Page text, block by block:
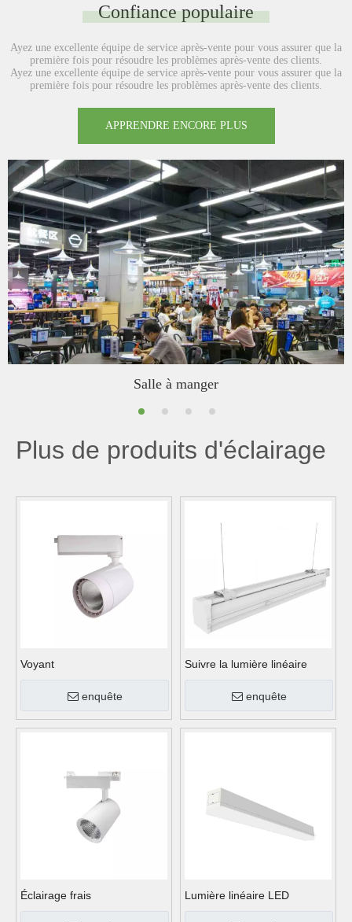
Confiance populaire
Ayez une excellente équipe de service après-vente pour vous assurer que la
première fois pour résoudre les problèmes après-vente des clients.
Ayez une excellente équipe de service après-vente pour vous assurer que la
première fois pour résoudre les problèmes après-vente des clients.
APPRENDRE ENCORE PLUS
Salle à manger
Plus de produits d'éclairage
Voyant
enquête
Suivre la lumière linéaire
enquête
Éclairage frais Lumière linéaire LED